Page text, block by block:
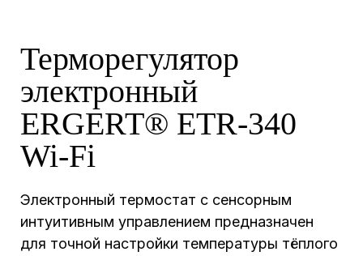
Терморегулятор
электронный
ERGERT® ETR-340
Wi-Fi
Электронный термостат с сенсорным
интуитивным управлением предназначен
для точной настройки температуры тёплого